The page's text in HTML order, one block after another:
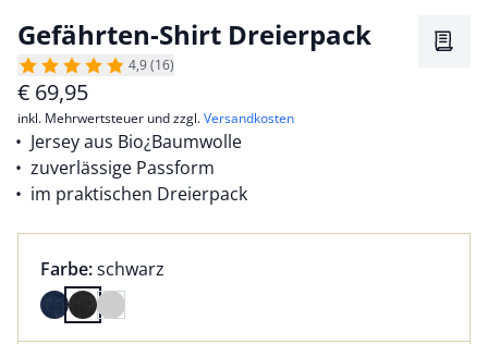
Gefährten-Shirt Dreierpack
4,9 (16)
€ 69,95
inkl. Mehrwertsteuer und zzgl.Versandkosten
Jersey aus Bio¿Baumwolle
zuverlässige Passform
im praktischen Dreierpack
Farbauswahl:
Farbe:aktuell ausgewählt:
schwarz
Farbe schwarz ausgewählt